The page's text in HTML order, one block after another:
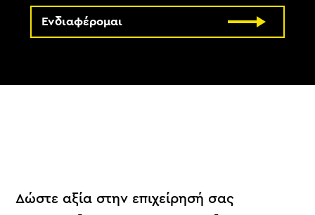
Ενδιαφέρομαι
Δώστε αξία στην επιχείρησή σας